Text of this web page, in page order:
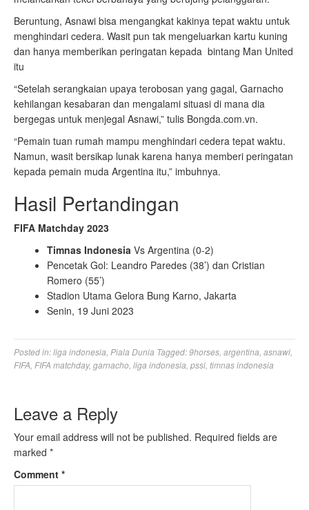
Beruntung, Asnawi bisa mengangkat kakinya tepat waktu untuk
menghindari cedera. Wasit pun tak mengeluarkan kartu kuning
dan hanya memberikan peringatan kepada bintang Man United
itu
“Setelah serangkaian upaya terobosan yang gagal, Garnacho
kehilangan kesabaran dan mengalami situasi di mana dia
bergegas untuk menjegal Asnawi,” tulis Bongda.com.vn.
“Pemain tuan rumah mampu menghindari cedera tepat waktu.
Namun, wasit bersikap lunak karena hanya memberi peringatan
kepada pemain muda Argentina itu,” imbuhnya.
Hasil Pertandingan
FIFA Matchday 2023
Timnas Indonesia Vs Argentina (0-2)
Pencetak Gol: Leandro Paredes (38’) dan Cristian
Romero (55’)
Stadion Utama Gelora Bung Karno, Jakarta
Senin, 19 Juni 2023
Posted in:liga indonesia Piala Dunia Tagged:9horses argentina asnawi
FIFA FIFA matchday, garnacho liga indonesia pssi timnas indonesia
Leave a Reply
Your email address will not be published. Required fields are
marked *
Comment *